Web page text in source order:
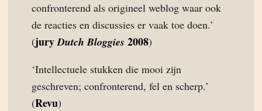
confronterend als origineel weblog waar ook
de reacties en discussies er vaak toe doen.’
(juryDutch Bloggies 2008)
‘Intellectuele stukken die mooi zijn
geschreven; confronterend, fel en scherp.’
(Revu)